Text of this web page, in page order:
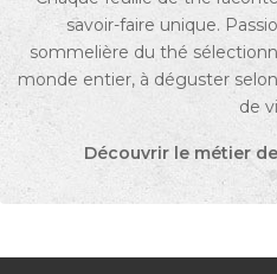
savoir-faire unique.
sommelière du thé
monde entier, à déguster
de
Découvrir le métier